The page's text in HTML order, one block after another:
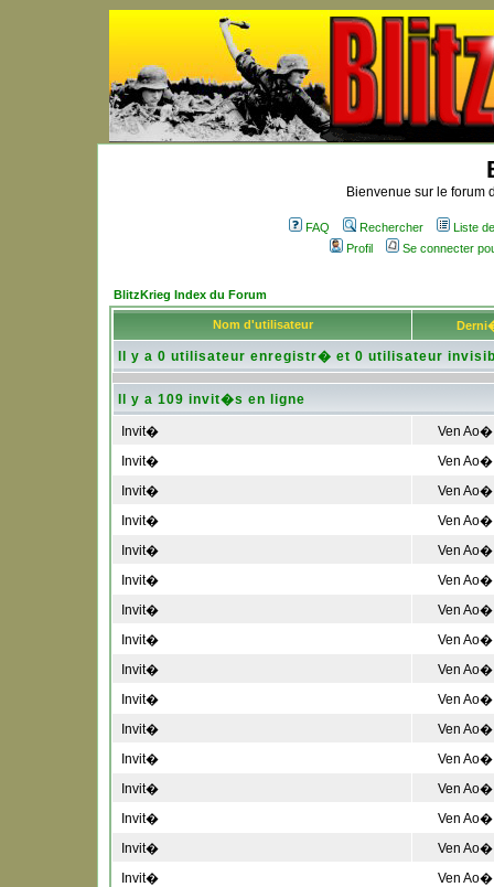
Bienvenue sur le forum
FAQ Rechercher
Liste
Profil
Se connecter
BlitzKrieg Index du Forum
Nom d'utilisateur
Il y a 0 utilisateur enregistr� et 0 utilisateur
Il y a 109 invit�s en ligne
Invit�
Ven Ao�
Invit�
Ven Ao�
Invit�
Ven Ao�
Invit�
Ven Ao�
Invit�
Ven Ao�
Invit�
Ven Ao�
Invit�
Ven Ao�
Invit�
Ven Ao�
Invit�
Ven Ao�
Invit�
Ven Ao�
Invit�
Ven Ao�
Invit�
Ven Ao�
Invit�
Ven Ao�
Invit�
Ven Ao�
Invit�
Ven Ao�
Invit�
Ven Ao�